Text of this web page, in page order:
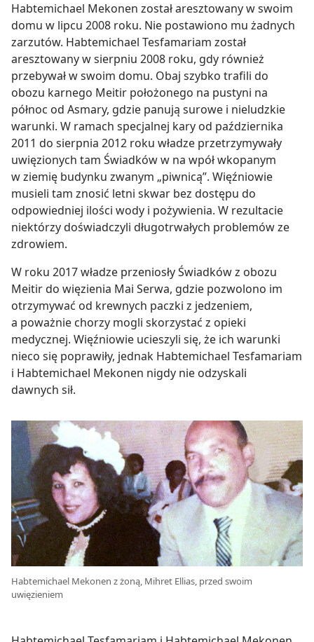
Habtemichael Mekonen został aresztowany w swoim
domu w lipcu 2008 roku. Nie postawiono mu żadnych
zarzutów. Habtemichael Tesfamariam został
aresztowany w sierpniu 2008 roku, gdy również
przebywał w swoim domu. Obaj szybko trafili do
obozu karnego Meitir położonego na pustyni na
północ od Asmary, gdzie panują surowe i nieludzkie
warunki. W ramach specjalnej kary od października
2011 do sierpnia 2012 roku władze przetrzymywały
uwięzionych tam Świadków w na wpół wkopanym
w ziemię budynku zwanym „piwnicą”. Więźniowie
musieli tam znosić letni skwar bez dostępu do
odpowiedniej ilości wody i pożywienia. W rezultacie
niektórzy doświadczyli długotrwałych problemów ze
zdrowiem.
W roku 2017 władze przeniosły Świadków z obozu
Meitir do więzienia Mai Serwa, gdzie pozwolono im
otrzymywać od krewnych paczki z jedzeniem,
a poważnie chorzy mogli skorzystać z opieki
medycznej. Więźniowie ucieszyli się, że ich warunki
nieco się poprawiły, jednak Habtemichael Tesfamariam
i Habtemichael Mekonen nigdy nie odzyskali
dawnych sił.
Habtemichael Mekonen z żoną, Mihret Ellias, przed swoim
uwięzieniem